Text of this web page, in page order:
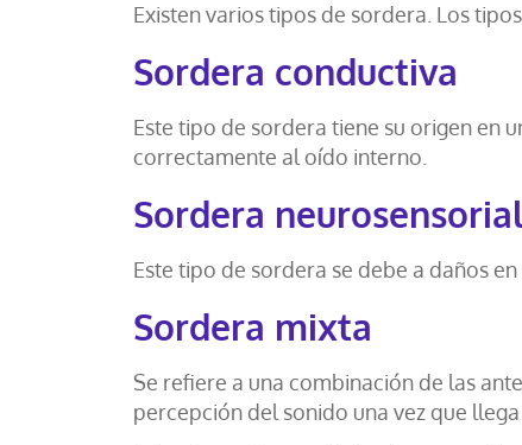
Existen varios tipos de sordera. Los
Sordera conductiva
Este tipo de sordera tiene su origen en
correctamente al oído interno.
Sordera
Este tipo de sordera se debe a daños
Sordera mixta
Se refiere a una combinación de las
percepción del sonido una vez que llega